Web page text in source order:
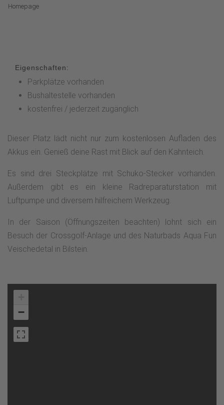
Homepage
Eigenschaften:
Parkplätze vorhanden
Bushaltestelle vorhanden
kostenfrei / jederzeit zugänglich
Dieser Platz lädt nicht nur zum kostenlosen Aufladen des
Akkus ein. Genieß deine Rast mit Blick auf den Kahnteich.
Es sind drei Steckplätze mit Schuko-Stecker vorhanden.
Außerdem gibt es ein kleine Radreparaturstation mit
Luftpumpe und diversem hilfreichem Werkzeug.
In der Saison (Öffnungszeiten beachten) lohnt sich ein
Besuch der Crossgolf-Anlage und des Naturbads Aqua Fun
Veischedetal in Bilstein.
−